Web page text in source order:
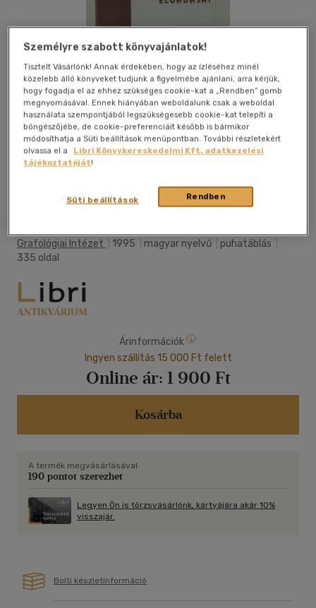
Grafológiai Intézet 1995 magyar nyelvű puhatáblás
335 oldal
Árinformációk
Ingyen szállítás 15 000 Ft felett
Online ár: 1 900 Ft
Kosárba
A termék megvásárlásával
190 pontot szerezhet
Legyen Ön is törzsvásárlónk, kártyájára akár 10%
visszajár.
Bolti készletinformáció
Személyre szabott könyvajánlatok!
Tisztelt Vásárlónk! Annak érdekében, hogy az ízléséhez minél
közelebb álló könyveket tudjunk a figyelmébe ajánlani, arra kérjük,
hogy fogadja el az ehhez szükséges cookie-kat a „Rendben” gomb
megnyomásával. Ennek hiányában weboldalunk csak a weboldal
használata szempontjából legszükségesebb cookie-kat telepíti a
böngészőjébe, de cookie-preferenciáit később is bármikor
módosíthatja a Süti beállítások menüpontban. További részletekért
olvassa el a
Libri Könyvkereskedelmi Kft. adatkezelési
tájékoztatóját!
Rendben
Süti beállítások